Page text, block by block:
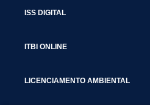
ISS DIGITAL
ITBI ONLINE
LICENCIAMENTO AMBIENTAL